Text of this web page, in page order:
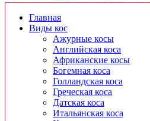
Главная
Виды кос
Ажурные косы
Английская коса
Африканские косы
Богемная коса
Голландская коса
Греческая коса
Датская коса
Итальянская коса